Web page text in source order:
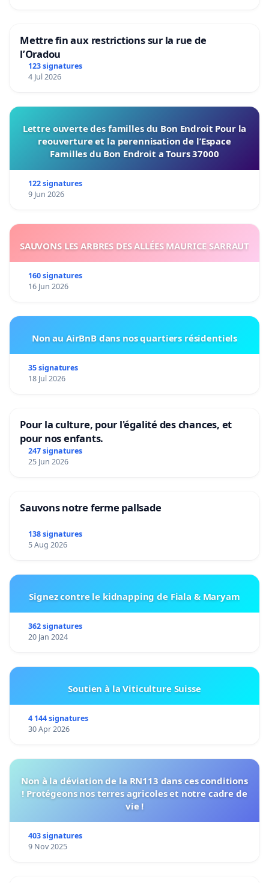
Mettre fin aux restrictions sur la rue de
l’Oradou
123 signatures
4 Jul 2026
Lettre ouverte des familles du Bon Endroit Pour la
reouverture et la perennisation de l’Espace
Familles du Bon Endroit a Tours 37000
122 signatures
9 Jun 2026
SAUVONS LES ARBRES DES ALLÉES MAURICE SARRAUT
160 signatures
16 Jun 2026
Non au AirBnB dans nos quartiers résidentiels
35 signatures
18 Jul 2026
Pour la culture, pour l'égalité des chances, et
pour nos enfants.
247 signatures
25 Jun 2026
Sauvons notre ferme pallsade
138 signatures
5 Aug 2026
Signez contre le kidnapping de Fiala & Maryam
362 signatures
20 Jan 2024
Soutien à la Viticulture Suisse
4 144 signatures
30 Apr 2026
Non à la déviation de la RN113 dans ces conditions
! Protégeons nos terres agricoles et notre cadre de
vie !
403 signatures
9 Nov 2025